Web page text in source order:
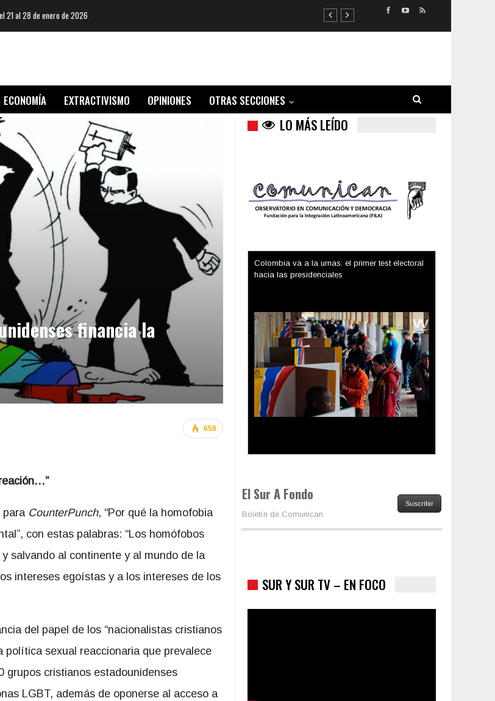
21 al 28 de enero de 2026
ECONOMÍA EXTRACTIVISMO OPINIONES OTRAS SECCIONES
financia la
658
para CounterPunch, “Por qué la homofobia
con estas palabras: “Los homófobos
salvando al continente y al mundo de la
intereses egoístas y a los intereses de los
del papel de los “nacionalistas cristianos
política sexual reaccionaria que prevalece
grupos cristianos estadounidenses
LGBT, además de oponerse al acceso a
LO MÁS LEÍDO
Trump y las drogas: la viga en los propios ojos
Los latinos le van dando la espalda a Trump
El Sur A Fondo
Boletín de Comunican
SUR Y SUR TV – EN FOCO